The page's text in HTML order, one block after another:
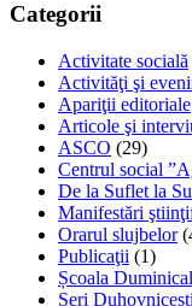
Categorii
Activitate socială
Activităţi şi
Apariţii editoriale
Articole şi
ASCO (29)
Centrul social
De la Suflet la
Manifestări
Orarul slujbelor
Publicaţii (1)
Școala
Seri Duhovnicești